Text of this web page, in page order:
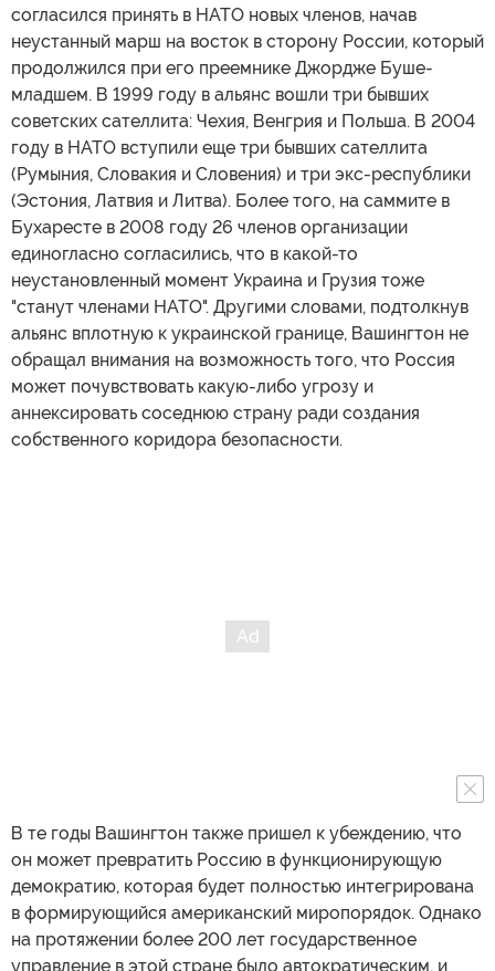
согласился принять в НАТО новых членов, начав
неустанный марш на восток в сторону России, который
продолжился при его преемнике Джордже Буше-
младшем. В 1999 году в альянс вошли три бывших
советских сателлита: Чехия, Венгрия и Польша. В 2004
году в НАТО вступили еще три бывших сателлита
(Румыния, Словакия и Словения) и три экс-республики
(Эстония, Латвия и Литва). Более того, на саммите в
Бухаресте в 2008 году 26 членов организации
единогласно согласились, что в какой-то
неустановленный момент Украина и Грузия тоже
"станут членами НАТО". Другими словами, подтолкнув
альянс вплотную к украинской границе, Вашингтон не
обращал внимания на возможность того, что Россия
может почувствовать какую-либо угрозу и
аннексировать соседнюю страну ради создания
собственного коридора безопасности.
В те годы Вашингтон также пришел к убеждению, что
он может превратить Россию в функционирующую
демократию, которая будет полностью интегрирована
в формирующийся американский миропорядок. Однако
на протяжении более 200 лет государственное
управление в этой стране было автократическим, и